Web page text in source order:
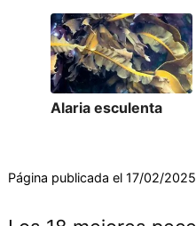
Alaria esculenta
Página publicada el 17/02/